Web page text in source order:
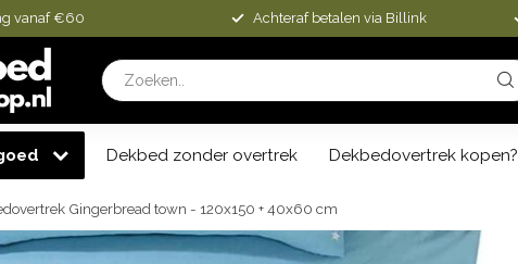
vanaf €60 Achteraf betalen via Billink
Dekbed zonder overtrek Dekbedovertrek kopen?
Gingerbread town - 120x150 + 40x60 cm